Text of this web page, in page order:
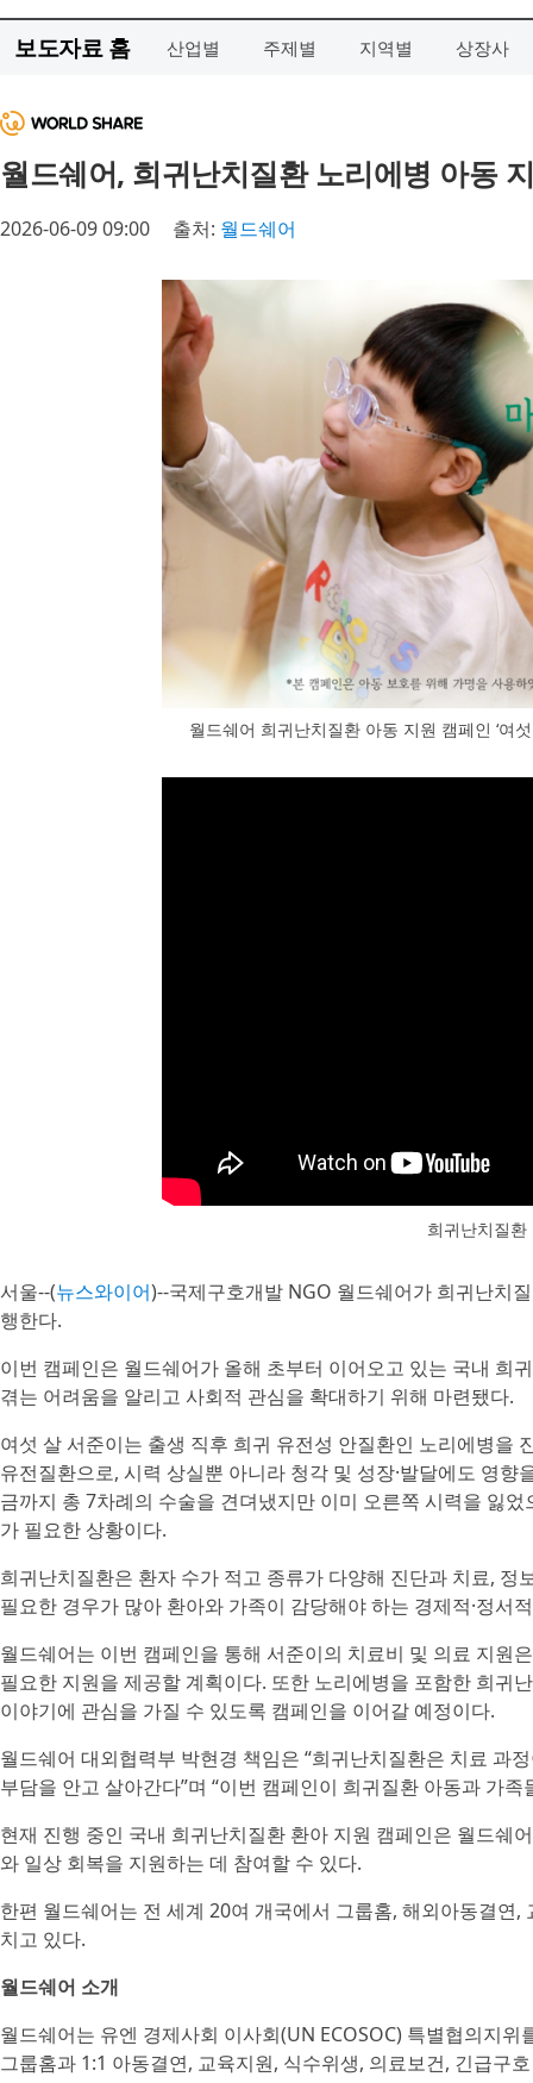
보도자료 홈 산업별 주제별 지역별 상장사
월드쉐어, 희귀난치질환 노리에병 아동
2026-06-09 09:00 출처: 월드쉐어
월드쉐어 희귀난치질환 아동 지원 캠페인 ‘여
희귀난치질
서울--(뉴스와이어)--국제구호개발 NGO 월드쉐어가 희귀난치
행한다.
이번 캠페인은 월드쉐어가 올해 초부터 이어오고 있는 국내 희
겪는 어려움을 알리고 사회적 관심을 확대하기 위해 마련됐다.
여섯 살 서준이는 출생 직후 희귀 유전성 안질환인 노리에병을
유전질환으로, 시력 상실뿐 아니라 청각 및 성장·발달에도 영
금까지 총 7차례의 수술을 견뎌냈지만 이미 오른쪽 시력을 잃
가 필요한 상황이다.
희귀난치질환은 환자 수가 적고 종류가 다양해 진단과 치료,
필요한 경우가 많아 환아와 가족이 감당해야 하는 경제적·정서
월드쉐어는 이번 캠페인을 통해 서준이의 치료비 및 의료 지원
필요한 지원을 제공할 계획이다. 또한 노리에병을 포함한 희귀
이야기에 관심을 가질 수 있도록 캠페인을 이어갈 예정이다.
월드쉐어 대외협력부 박현경 책임은 “희귀난치질환은 치료 과
부담을 안고 살아간다”며 “이번 캠페인이 희귀질환 아동과 가
현재 진행 중인 국내 희귀난치질환 환아 지원 캠페인은 월드쉐
와 일상 회복을 지원하는 데 참여할 수 있다.
한편 월드쉐어는 전 세계 20여 개국에서 그룹홈, 해외아동결연
치고 있다.
월드쉐어 소개
월드쉐어는 유엔 경제사회 이사회(UN ECOSOC) 특별협의지
그룹홈과 1:1 아동결연, 교육지원, 식수위생, 의료보건, 긴급구